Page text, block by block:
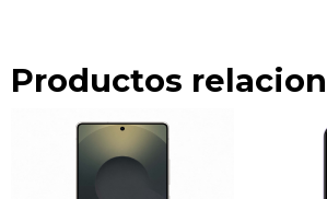
Productos